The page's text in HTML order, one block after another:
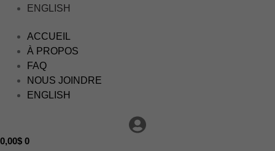
ENGLISH
ACCUEIL
À PROPOS
FAQ
NOUS JOINDRE
ENGLISH
0,00$ 0